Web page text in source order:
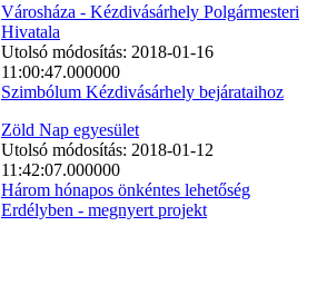
Városháza - Kézdivásárhely Polgármesteri
Hivatala
Utolsó módosítás: 2018-01-16
11:00:47.000000
Szimbólum Kézdivásárhely bejárataihoz
Zöld Nap egyesület
Utolsó módosítás: 2018-01-12
11:42:07.000000
Három hónapos önkéntes lehetőség
Erdélyben - megnyert projekt